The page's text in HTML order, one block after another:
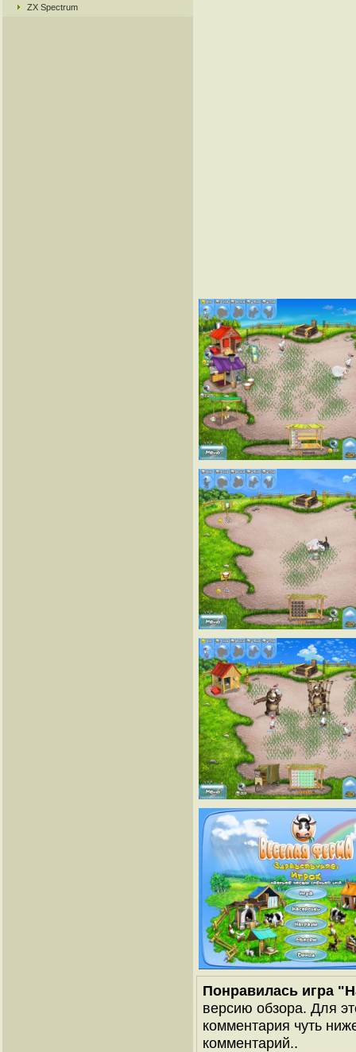
ZX Spectrum
Понравилась игра
версию обзора. Для
комментария чуть
комментарий..